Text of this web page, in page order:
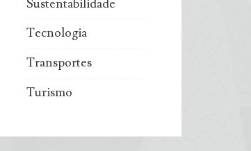
Sustentabilidade
Tecnologia
Transportes
Turismo